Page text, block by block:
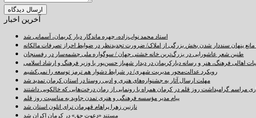
آخرین اخبار
استاد محمد نواب‌زاده، چهره ماندگار دیار کریمان، آسمانی شد
مانع پنهان سنددار شدن بخش بزرگی از املاک/ ضرورت تجدیدنظر در ضوابط احراز تصرفات مالکانه
طنین شعر عاشورایی در بزرگ‌ترین خانه خشتی جهان / سوگواره ملی چشمه‌سار در رفسنجان
اهالی فرهنگ، هنر و رسانه دیارکریمان در دیدار شهباز حسن‌پور با وزیر فرهنگ و ارشاد اسلامی
رویکرد عدالت‌محور مدیریت شهری/ در شرایط دشوار هم ترمز توسعه را نمی‌کشیم
مهلت ارسال آثار به جشنواره‌های هنری و ادبی روستا در استان کرمان تمدید شد
مراسم گرامیداشت روز قلم در کرمان همراه با رونمایی از رمان درخت‌هایی که خالکوبی داشتند
پیام مدیر مؤسسه فرهنگی و هنری تمدن جاوید به مناسبت روز قلم
نازنین زهرا پراهام قهرمان ترای اتلون استان شد
مستند «دعوت حق» در کرمان اکران شد